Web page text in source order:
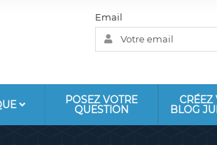
Email
POSEZ VOTRE
QUESTION
CRÉEZ
BLOG